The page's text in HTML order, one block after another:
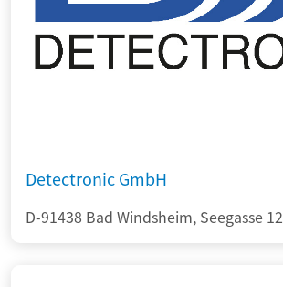
Detectronic GmbH
D-91438 Bad Windsheim, Seegasse 12